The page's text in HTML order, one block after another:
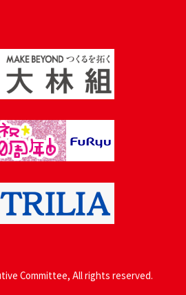
Committee, All rights reserved.